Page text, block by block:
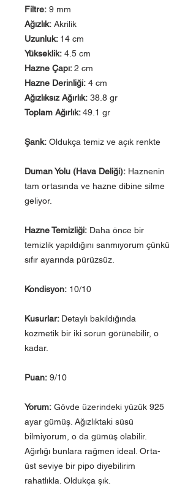
Filtre: 9 mm
Ağızlık: Akrilik
Uzunluk: 14 cm
Yükseklik: 4.5 cm
Hazne Çapı:2 cm
Hazne Derinliği: 4 cm
Ağızlıksız Ağırlık: 38.8 gr
Toplam Ağırlık:49.1 gr
Şank: Oldukça temiz ve açık renkte
Duman Yolu (Hava Deliği): Haznenin
tam ortasında ve hazne dibine silme
geliyor.
Hazne Temizliği: Daha önce bir
temizlik yapıldığını sanmıyorum çünkü
sıfır ayarında pürüzsüz.
Kondisyon: 10/10
Kusurlar: Detaylı bakıldığında
kozmetik bir iki sorun görünebilir, o
kadar.
Puan: 9/10
Yorum: Gövde üzerindeki yüzük 925
ayar gümüş. Ağızlıktaki süsü
bilmiyorum, o da gümüş olabilir.
Ağırlığı bunlara rağmen ideal. Orta-
üst seviye bir pipo diyebilirim
rahatlıkla. Oldukça şık.